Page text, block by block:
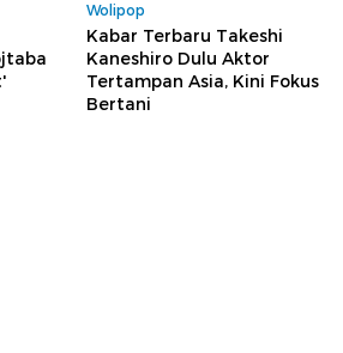
Wolipop
Kabar Terbaru Takeshi
Kaneshiro Dulu Aktor
Tertampan Asia, Kini Fokus
Bertani